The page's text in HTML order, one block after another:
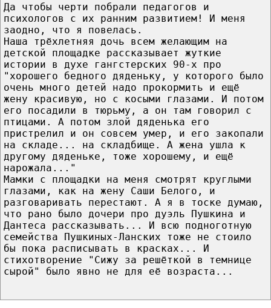
Да чтобы черти побрали педагогов и
психологов с их ранним развитием! И меня
заодно, что я повелась.
Наша трёхлетняя дочь всем желающим на
детской площадке рассказывает жуткие
истории в духе гангстерских 90-х про
"хорошего бедного дяденьку, у которого было
очень много детей надо прокормить и ещё
жену красивую, но с косыми глазами. И потом
его посадили в тюрьму, а он там говорил с
птицами. А потом злой дяденька его
пристрелил и он совсем умер, и его закопали
на складе... на складбище. А жена ушла к
другому дяденьке, тоже хорошему, и ещё
нарожала..."
Мамки с площадки на меня смотрят круглыми
глазами, как на жену Саши Белого, и
разговаривать перестают. А я в тоске думаю,
что рано было дочери про дуэль Пушкина и
Дантеса рассказывать... И всю подноготную
семейства Пушкиных-Ланских тоже не стоило
бы пока расписывать в красках... И
стихотворение "Сижу за решёткой в темнице
сырой" было явно не для её возраста...